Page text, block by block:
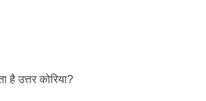
है उत्तर कोरिया?